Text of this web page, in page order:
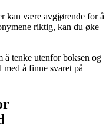
kan være avgjørende for å
riktig, kan du øke
å tenke utenfor boksen og
å finne svaret på